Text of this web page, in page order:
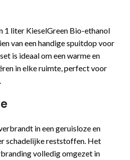
1 liter KieselGreen Bio-ethanol
van een handige spuitdop voor
is ideaal om een warme en
in elke ruimte, perfect voor
in een geruisloze en
schadelijke reststoffen. Het
volledig omgezet in